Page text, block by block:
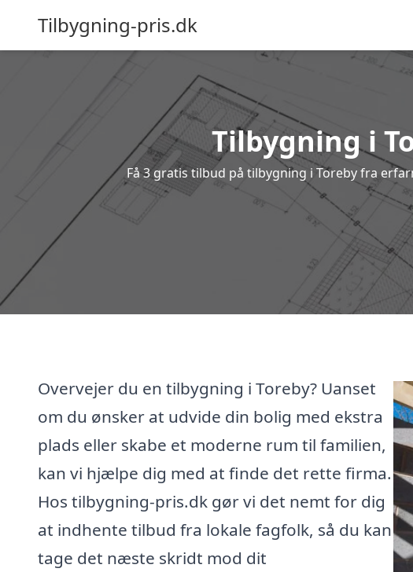
Tilbygning-pris.dk
Tilbygning i
Få 3 gratis tilbud på tilbygning i Toreby fra
Overvejer du en tilbygning i Toreby? Uanset
om du ønsker at udvide din bolig med ekstra
plads eller skabe et moderne rum til familien,
kan vi hjælpe dig med at finde det rette firma.
Hos tilbygning-pris.dk gør vi det nemt for dig
at indhente tilbud fra lokale fagfolk, så du kan
tage det næste skridt mod dit